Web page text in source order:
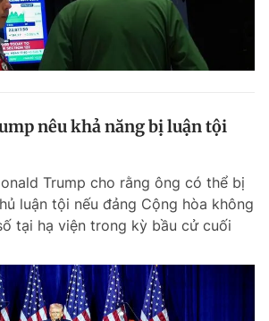
nêu khả năng bị luận tội
Trump cho rằng ông có thể bị
luận tội nếu đảng Cộng hòa không
tại hạ viện trong kỳ bầu cử cuối